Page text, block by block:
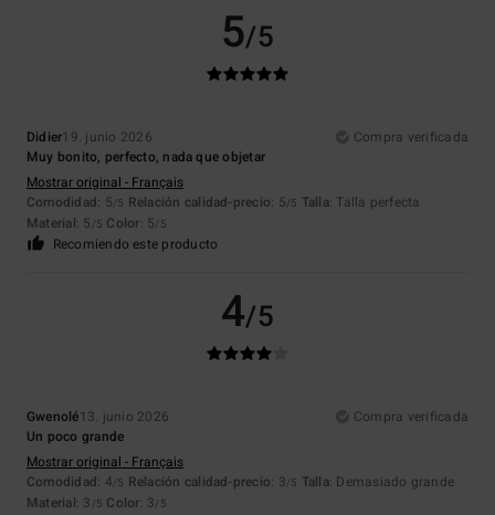
5/5
Didier19. junio 2026
Compra verificada
Muy bonito, perfecto, nada que objetar
Mostrar original - Français
Comodidad: 5/5 Relación calidad-precio: 5/5 Talla: Talla perfecta
Material: 5 /5 Color: 5/5
Recomiendo este producto
4/5
Gwenolé13. junio 2026
Compra verificada
Un poco grande
Mostrar original - Français
Comodidad: 4/5 Relación calidad-precio: 3/5 Talla: Demasiado grande
Material: 3 /5 Color: 3/5